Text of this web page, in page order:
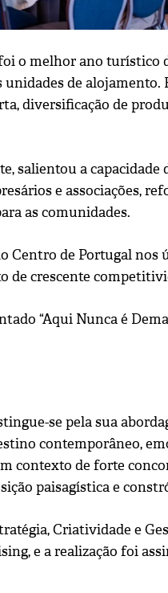
o melhor ano turístico
de
diversificação de
salientou a
e associações,
as comunidades.
Centro de Portugal nos
de crescente
“Aqui Nunca é
se pela sua
contemporâneo,
contexto de forte
paisagística e
Criatividade e
e a realização foi